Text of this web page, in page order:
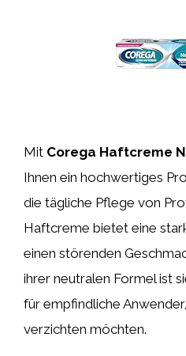
Mit Corega Haftcreme
Ihnen ein hochwertiges
die tägliche Pflege von
Haftcreme bietet eine
einen störenden
ihrer neutralen Formel ist
für empfindliche
verzichten möchten.